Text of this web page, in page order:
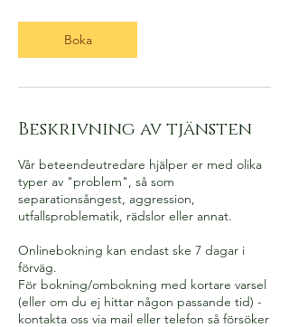
Boka
Beskrivning av tjänsten
Vår beteendeutredare hjälper er med olika
typer av "problem", så som
separationsångest, aggression,
utfallsproblematik, rädslor eller annat.
Onlinebokning kan endast ske 7 dagar i
förväg.
För bokning/ombokning med kortare varsel
(eller om du ej hittar någon passande tid) -
kontakta oss via mail eller telefon så försöker